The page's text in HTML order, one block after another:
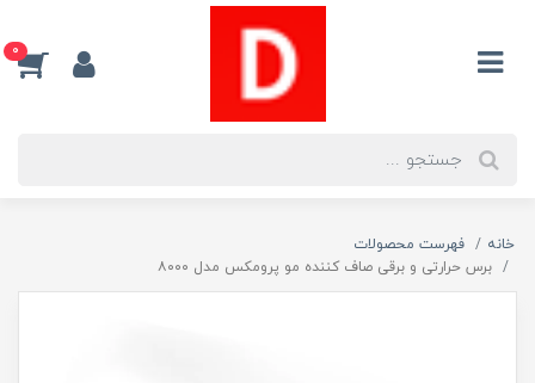
0
خانه
فهرست محصولات
برس حرارتی و برقی صاف کننده مو پرومکس مدل ۸۰۰۰